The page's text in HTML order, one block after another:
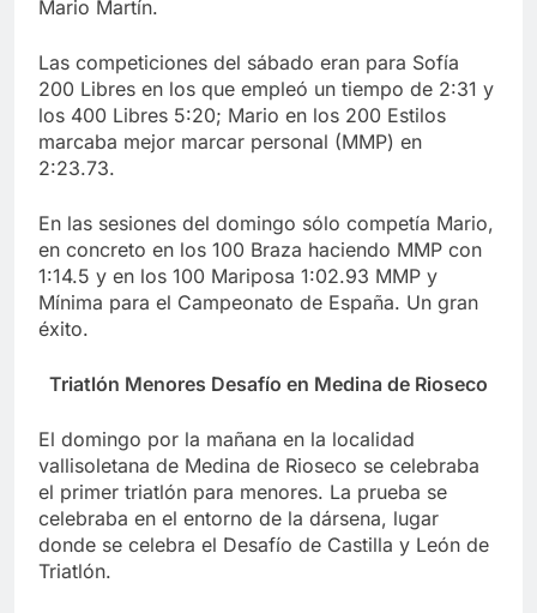
Mario Martín.
Las competiciones del sábado eran para Sofía
200 Libres en los que empleó un tiempo de 2:31 y
los 400 Libres 5:20; Mario en los 200 Estilos
marcaba mejor marcar personal (MMP) en
2:23.73.
En las sesiones del domingo sólo competía Mario,
en concreto en los 100 Braza haciendo MMP con
1:14.5 y en los 100 Mariposa 1:02.93 MMP y
Mínima para el Campeonato de España. Un gran
éxito.
Triatlón Menores Desafío en Medina de Rioseco
El domingo por la mañana en la localidad
vallisoletana de Medina de Rioseco se celebraba
el primer triatlón para menores. La prueba se
celebraba en el entorno de la dársena, lugar
donde se celebra el Desafío de Castilla y León de
Triatlón.